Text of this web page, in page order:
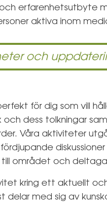
erfarenhetsutbyte
aktiva inom
och
för dig som vill
och dess tolkningar
Våra aktiviteter
området och
kring ett aktuellt
delar med sig av